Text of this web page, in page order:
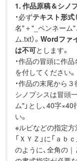
1. 作品原稿＆シノ
・必ずテキスト形式
名"＋"_ペンネーム"
ム.txt）。Wordファ
は不可とします。
・作品の冒頭に作
を付してください。
・作品の末尾から
シノプシスは冒頭
ム"」とし、40字
い。
※ルビなどの指定
「ＸＹＺ」に「ａｂ
のように、全角の